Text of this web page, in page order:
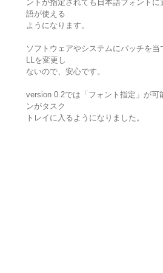
ントが指定されても日本語フォント
語が使える
ようになります。
ソフトウェアやシステムにパッチを
LLを変更し
ないので、安心です。
version 0.2では「フォント指定」が可
ンがタスク
トレイに入るようになりました。